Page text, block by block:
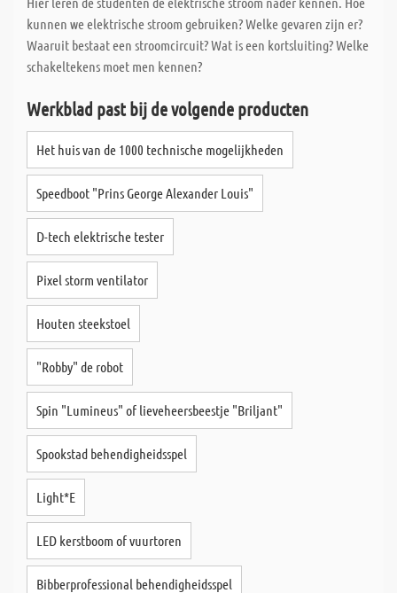
Wat ons onderscheidt, is de snelle levering van uw op maat
gemaakte planken/platen; Dankzij speciale
computerondersteuning zagen we ongeveer 80% van alle speciale
de nette en uitgebreide etikettering van uw op maat gemaakte
bestellingen. Elk maatwerk wordt afzonderlijk gelabeld, zodat
deze op elk moment van de dag toe kunt grijpen op uw maatwerp,
zonder dat u eerst het maatwerk na hoeft te meten.
kunnen we elektrische stroom gebruiken? Welke gevaren zijn er?
Waaruit bestaat een stroomcircuit? Wat is een kortsluiting? Welke
schakeltekens moet men kennen?
Werkblad past bij de volgende producten
Het huis van de 1000 technische mogelijkheden
Speedboot "Prins George Alexander Louis"
D-tech elektrische tester
Pixel storm ventilator
Houten steekstoel
"Robby" de robot
Spin "Lumineus" of lieveheersbeestje "Briljant"
Spookstad behendigheidsspel
Light*E
LED kerstboom of vuurtoren
Bibberprofessional behendigheidsspel